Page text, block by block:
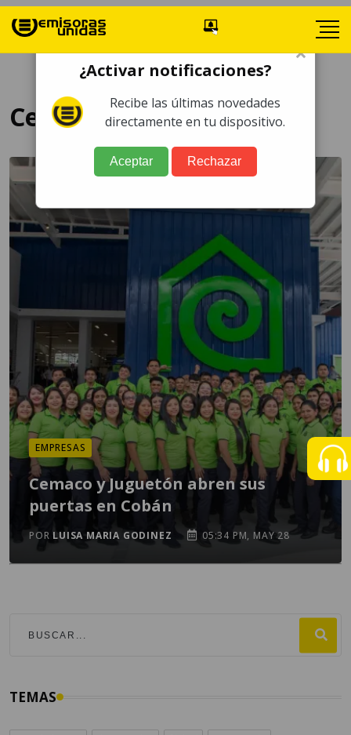
Cemaco Cobán
EMPRESAS
Cemaco y Juguetón abren sus
puertas en Cobán
POR LUISA MARIA GODINEZ 05:34 PM, MAY 28
TEMAS
×
¿Activar notificaciones?
Recibe las últimas novedades
directamente en tu dispositivo.
Aceptar Rechazar